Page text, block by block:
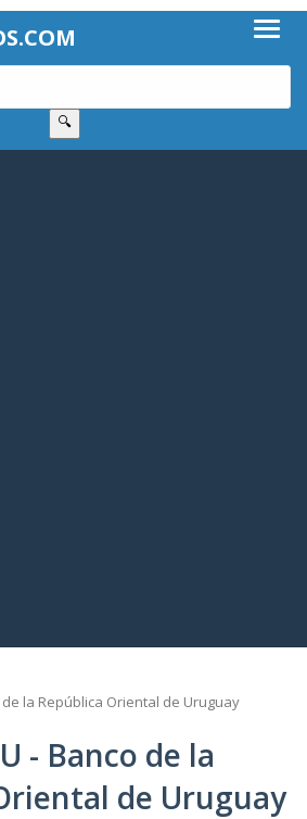
🔍
de la República Oriental de Uruguay
- Banco de la
de Uruguay